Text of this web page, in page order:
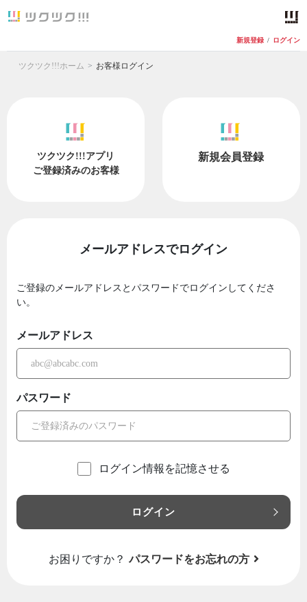
新規登録 / ログイン
ツクツク!!!ホーム お客様ログイン
ツクツク!!!アプリ
ご登録済みのお客様
新規会員登録
メールアドレスでログイン
ご登録のメールアドレスとパスワードでログインしてくださ
い。
メールアドレス
パスワード
ログイン情報を記憶させる
ログイン
お困りですか？ パスワードをお忘れの方